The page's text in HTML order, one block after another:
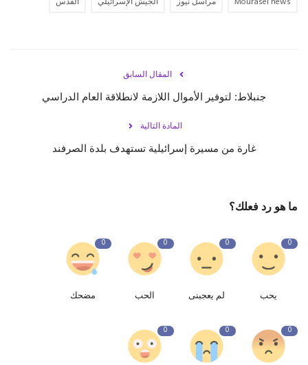
المقال السابق
جنبلاط: لتوفير الأموال اللازمة لانطلاقة العام الدراسي
المادة التالية
‏غارة من مسيرة إسرائيلية تستهدف بلدة الصرفند
ما هو رد فعلك؟
0
يحب
0
لم يعجبنى
0
الحب
0
مضحك
0
0
0